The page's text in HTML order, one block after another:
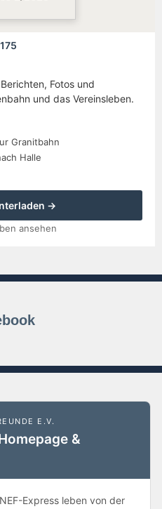
Fotos und
und das Vereinsleben.
Granitbahn
Halle
→
ansehen
E.V.
&
Express leben von der